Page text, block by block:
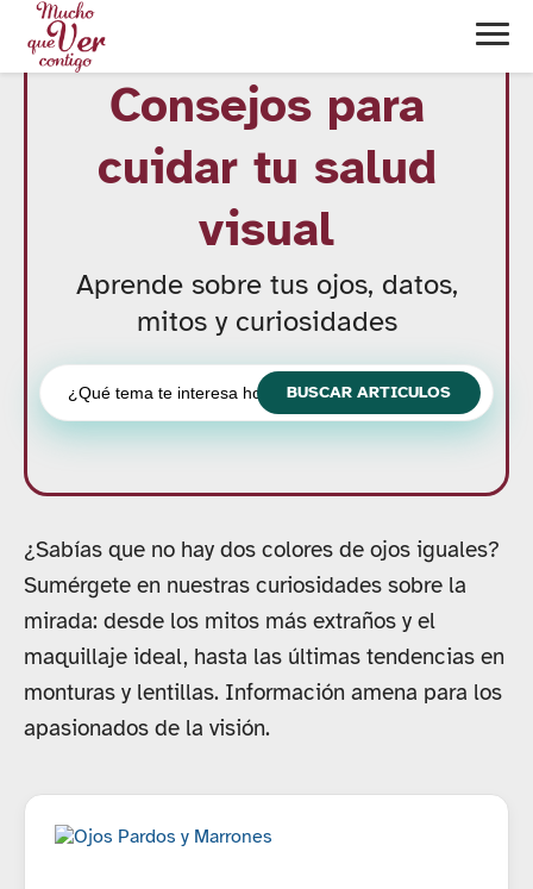
Consejos para
cuidar tu salud
visual
Aprende sobre tus ojos, datos,
mitos y curiosidades
¿Sabías que no hay dos colores de ojos iguales?
Sumérgete en nuestras curiosidades sobre la
mirada: desde los mitos más extraños y el
maquillaje ideal, hasta las últimas tendencias en
monturas y lentillas. Información amena para los
apasionados de la visión.